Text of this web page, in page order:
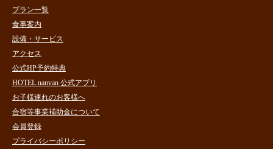
プラン一覧
食事案内
設備・サービス
アクセス
公式HP予約特典
HOTEL nanvan 公式アプリ
お子様連れのお客様へ
合宿等事業補助金について
会員登録
プライバシーポリシー